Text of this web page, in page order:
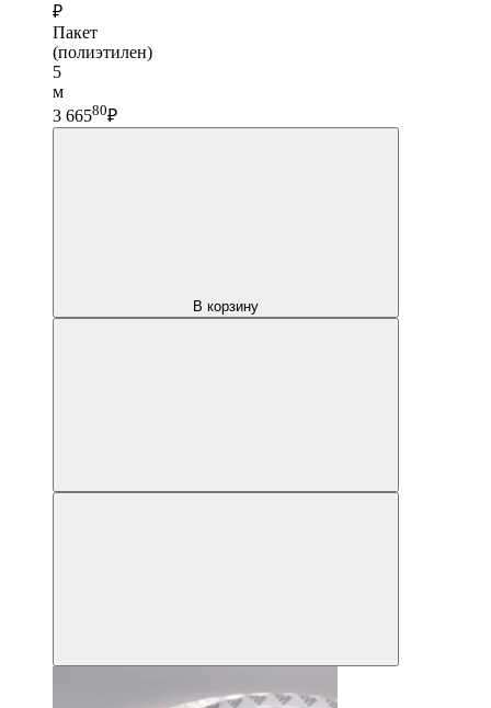
₽
Пакет
(полиэтилен)
5
м
3 66580₽
В корзину